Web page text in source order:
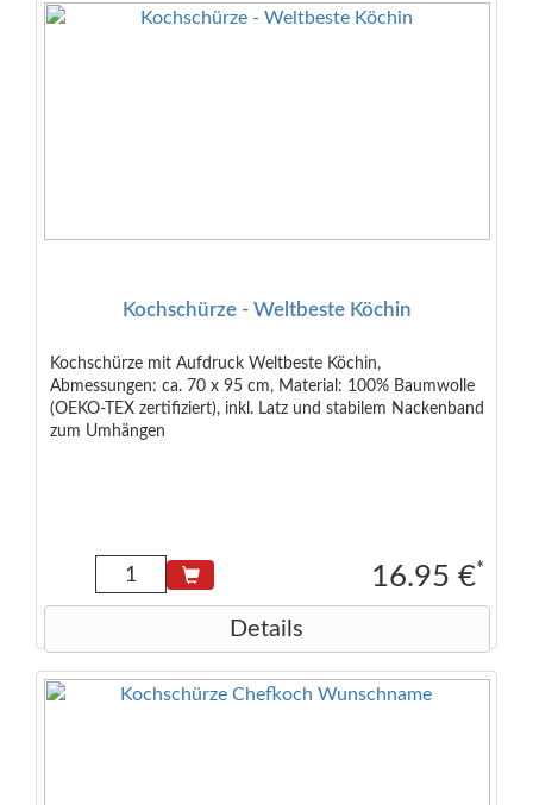
Kochschürze - Weltbeste Köchin
Kochschürze mit Aufdruck Weltbeste Köchin,
Abmessungen: ca. 70 x 95 cm, Material: 100% Baumwolle
(OEKO-TEX zertifiziert), inkl. Latz und stabilem Nackenband
zum Umhängen
16.95 €*
Details